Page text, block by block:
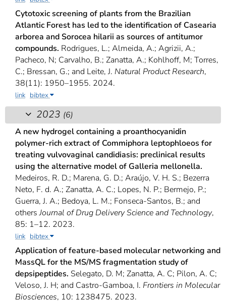
Cytotoxic screening of plants from the Brazilian
Atlantic Forest has led to the identification of Casearia
arborea and Sorocea hilarii as sources of antitumor
compounds. Rodrigues, L.; Almeida, A.; Agrizii, A.;
Pacheco, N; Carvalho, B.; Zanatta, A.; Kohlhoff, M; Torres,
C.; Bressan, G.; and Leite, J. Natural Product Research,
38(11): 1950–1955. 2024.
link bibtex
2023 (6)
A new hydrogel containing a proanthocyanidin
polymer-rich extract of Commiphora leptophloeos for
treating vulvovaginal candidiasis: preclinical results
using the alternative model of Galleria mellonella.
Medeiros, R. D.; Marena, G. D.; Araújo, V. H. S.; Bezerra
Neto, F. d. A.; Zanatta, A. C.; Lopes, N. P.; Bermejo, P.;
Guerra, J. A.; Bedoya, L. M.; Fonseca-Santos, B.; and
othersJournal of Drug Delivery Science and Technology,
85: 1–12. 2023.
link bibtex
Application of feature-based molecular networking and
MassQL for the MS/MS fragmentation study of
depsipeptides. Selegato, D. M; Zanatta, A. C; Pilon, A. C;
Veloso, J. H; and Castro-Gamboa, I. Frontiers in Molecular
Biosciences, 10: 1238475. 2023.